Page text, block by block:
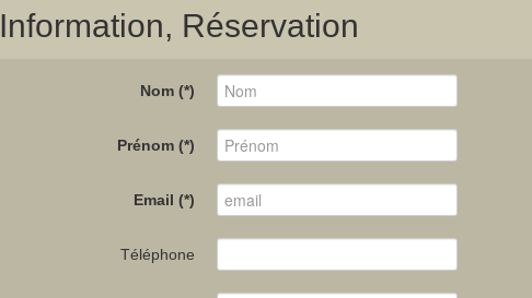
Information, Réservation
Nom (*)
Prénom (*)
Email (*)
Téléphone